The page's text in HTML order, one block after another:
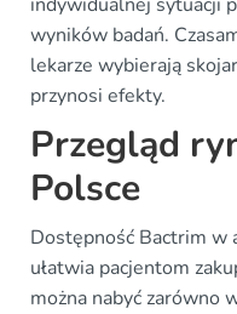
wyników badań.
lekarze wybierają
przynosi efekty.
Przegląd
Polsce
Dostępność Bactrim w
ułatwia pacjentom
można nabyć zarówno